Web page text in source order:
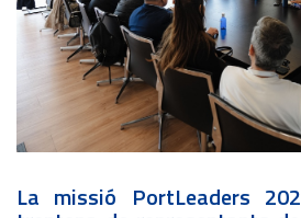
La missió PortLeaders